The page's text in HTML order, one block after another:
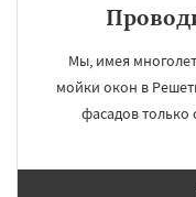
Мы, имея
мойки окон в
фасадов